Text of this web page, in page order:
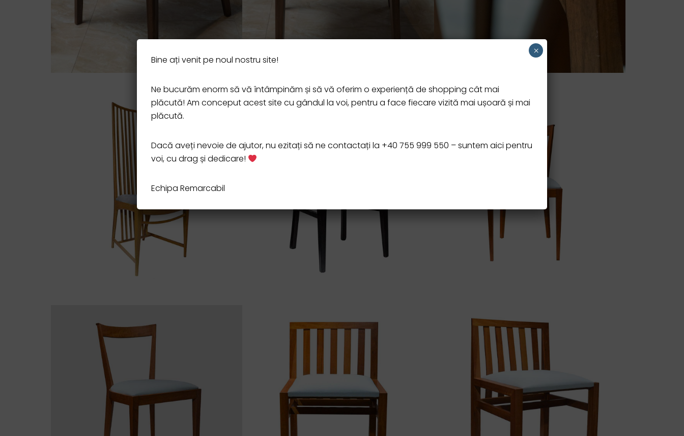
Bine ați venit pe noul nostru site!
Ne bucurăm enorm să vă întâmpinăm și să vă oferim o experiență de shopping cât mai
plăcută! Am conceput acest site cu gândul la voi, pentru a face fiecare vizită mai ușoară și mai
plăcută.
Dacă aveți nevoie de ajutor, nu ezitați să ne contactați la +40 755 999 550 – suntem aici pentru
voi, cu drag și dedicare!
Echipa Remarcabil
×